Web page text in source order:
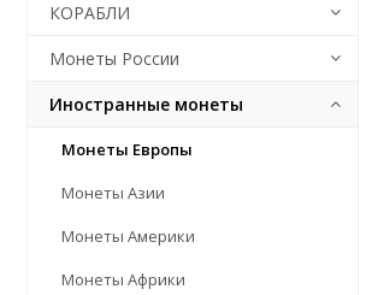
КОРАБЛИ
Монеты России
Иностранные монеты
Монеты Европы
Монеты Азии
Монеты Америки
Монеты Африки